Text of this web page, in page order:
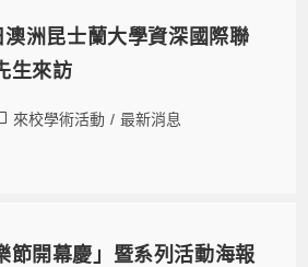
洲昆士蘭大學資深國際聯
生來訪
來校學術活動 / 最新消息
節開幕慶」暨系列活動海報